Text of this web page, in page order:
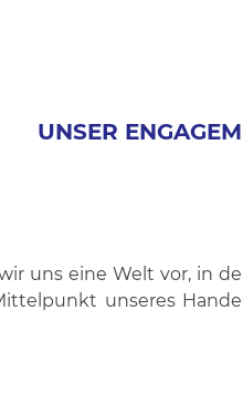
UNSER
uns eine Welt vor, in
unseres